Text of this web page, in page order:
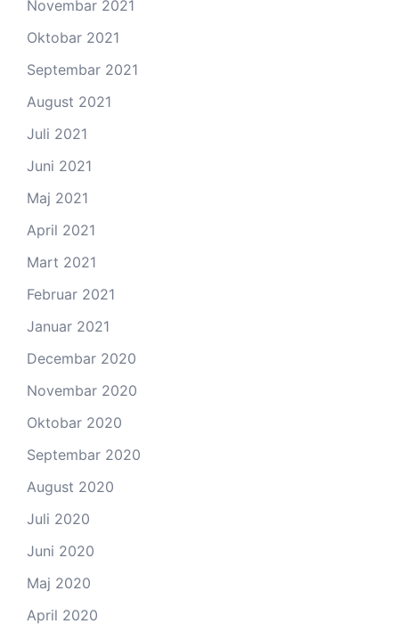
Novembar 2021
Oktobar 2021
Septembar 2021
August 2021
Juli 2021
Juni 2021
Maj 2021
April 2021
Mart 2021
Februar 2021
Januar 2021
Decembar 2020
Novembar 2020
Oktobar 2020
Septembar 2020
August 2020
Juli 2020
Juni 2020
Maj 2020
April 2020